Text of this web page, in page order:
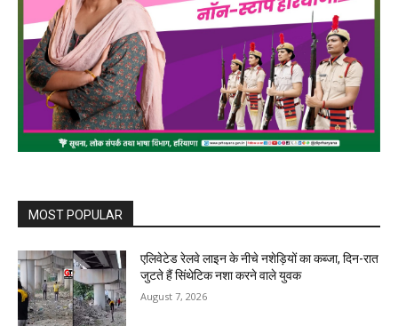
MOST POPULAR
एलिवेटेड रेलवे लाइन के नीचे नशेड़ियों का कब्जा, दिन-रात
जुटते हैं सिंथेटिक नशा करने वाले युवक
August 7, 2026